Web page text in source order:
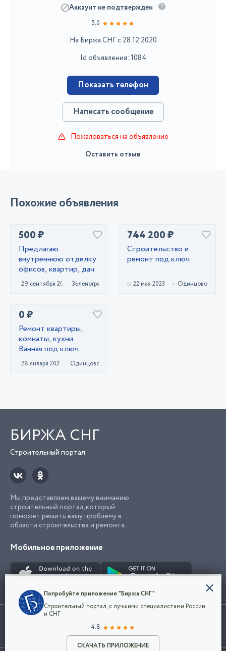
Аккаунт не подтвержден
5.0
На Биржа СНГ с 28.12.2020
Id объявления: 1084
Показать телефон
Написать сообщение
Пожаловаться на объявление
Оставить отзыв
Похожие объявления
500 ₽
Предлагаю
внутреннюю отделку
офисов, квартир, дач.
29 сентября 2021 Зеленоград
744 200 ₽
Строительство и
ремонт под ключ
22 мая 2023 Одинцово
0 ₽
Ремонт квартиры,
комнаты, кухни.
Ванная под ключ.
28 января 2021 Одинцово
БИРЖА СНГ
Строительный портал
Мы представляем вашему вниманию
строительный портал, который
поможет решить вашу проблему в
области строительства и ремонта.
Мобильное приложение
Использование сайта, в том числе подача объявлений, означает
марки представленные на сайте являются собственностью их
Конфиденциальность
Мы используем файлы cookie, чтобы сделать
наш сайт удобным для каждого
Политикой конфиденциальности компании
и принимаете условия использования cookie.
Попробуйте приложение "Биржа СНГ"
Строительный портал, с лучшими специалистами России
и СНГ
4.8
СКАЧАТЬ ПРИЛОЖЕНИЕ